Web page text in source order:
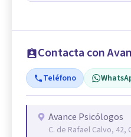
Contacta con
Teléfono
Avance Psicólogos
C. de Rafael Calvo, 42,